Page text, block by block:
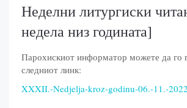
Неделни литургиски
недела низ годината]
Парохискиот информатор можете да го
следниот линк:
XXXII.-Nedjelja-kroz-godinu-06.-11.-